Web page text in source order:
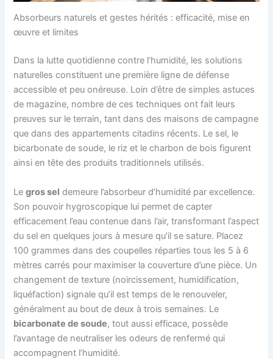
Absorbeurs naturels et gestes hérités : efficacité, mise en
œuvre et limites
Dans la lutte quotidienne contre l’humidité, les solutions
naturelles constituent une première ligne de défense
accessible et peu onéreuse. Loin d’être de simples astuces
de magazine, nombre de ces techniques ont fait leurs
preuves sur le terrain, tant dans des maisons de campagne
que dans des appartements citadins récents. Le sel, le
bicarbonate de soude, le riz et le charbon de bois figurent
ainsi en tête des produits traditionnels utilisés.
Legros sel demeure l’absorbeur d’humidité par excellence.
Son pouvoir hygroscopique lui permet de capter
efficacement l’eau contenue dans l’air, transformant l’aspect
du sel en quelques jours à mesure qu’il se sature. Placez
100 grammes dans des coupelles réparties tous les 5 à 6
mètres carrés pour maximiser la couverture d’une pièce. Un
changement de texture (noircissement, humidification,
liquéfaction) signale qu’il est temps de le renouveler,
généralment au bout de deux à trois semaines. Le
bicarbonate de soude, tout aussi efficace, possède
l’avantage de neutraliser les odeurs de renfermé qui
accompagnent l’humidité.